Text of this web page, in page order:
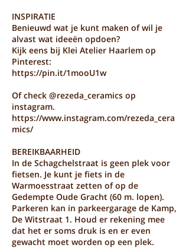
INSPIRATIE
Benieuwd wat je kunt maken of wil je
alvast wat ideeën opdoen?
Kijk eens bij Klei Atelier Haarlem op
Pinterest:
https://pin.it/1mooU1w
Of check @rezeda_ceramics op
instagram.
https://www.instagram.com/rezeda_cera
mics/
BEREIKBAARHEID
In de Schagchelstraat is geen plek voor
fietsen. Je kunt je fiets in de
Warmoesstraat zetten of op de
Gedempte Oude Gracht (60 m. lopen).
Parkeren kan in parkeergarage de Kamp,
De Witstraat 1. Houd er rekening mee
dat het er soms druk is en er even
gewacht moet worden op een plek.